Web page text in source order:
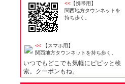
<< 【携帯用】
関西地方タウンネットを
持ち歩く。
<< 【スマホ用】
関西地方タウンネットを持ち歩く。
いつでもどこでも気軽にピピッと検
索。クーポンもね。